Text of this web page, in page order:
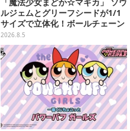
「魔法少女まどか☆マギカ」 ソウ
ルジェムとグリーフシードが1/1
サイズで立体化！ボールチェーン
を外せばフィギュアとして飾れる
ガシャポン全6種
2026.8.5